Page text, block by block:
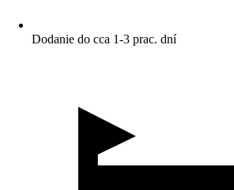
Dodanie do cca 1-3 prac. dní